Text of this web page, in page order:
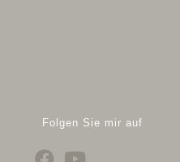
Folgen Sie mir auf